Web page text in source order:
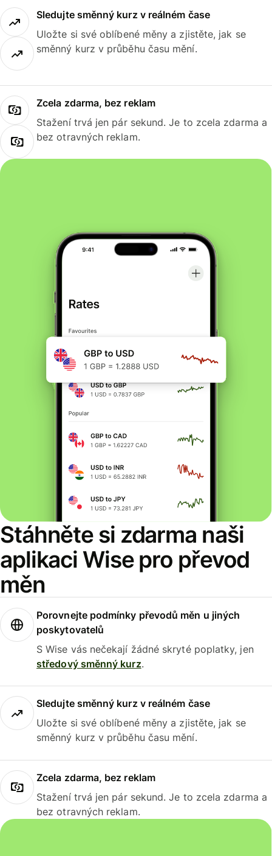
Sledujte směnný kurz v reálném čase
Uložte si své oblíbené měny a zjistěte, jak se
směnný kurz v průběhu času mění.
Zcela zdarma, bez reklam
Stažení trvá jen pár sekund. Je to zcela zdarma a
bez otravných reklam.
Stáhněte si zdarma naši
aplikaci Wise pro převod
měn
Porovnejte podmínky převodů měn u jiných
poskytovatelů
S Wise vás nečekají žádné skryté poplatky, jen
středový směnný kurz.
Sledujte směnný kurz v reálném čase
Uložte si své oblíbené měny a zjistěte, jak se
směnný kurz v průběhu času mění.
Zcela zdarma, bez reklam
Stažení trvá jen pár sekund. Je to zcela zdarma a
bez otravných reklam.